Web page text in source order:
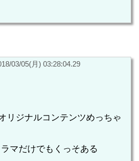
03/05(月) 03:28:04.29
リジナルコンテンツめっちゃ
マだけでもくっそある